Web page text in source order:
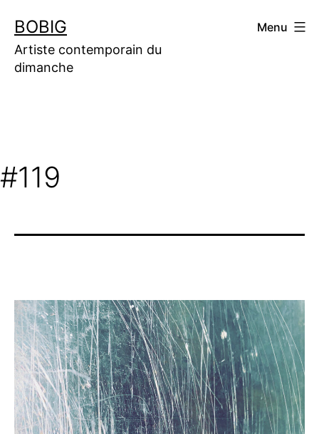
contenu
BOBIG
Artiste contemporain du
dimanche
Menu
#119